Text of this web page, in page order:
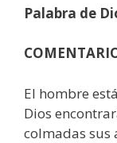
Palabra de
El hombre
Dios
colmadas sus